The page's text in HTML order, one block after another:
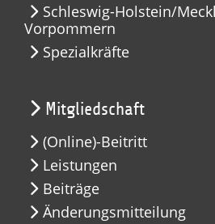
Schleswig-Holstein/
Vorpommern
Spezialkräfte
Mitgliedschaft
(Online)-Beitritt
Leistungen
Beiträge
Änderungsmitteilung